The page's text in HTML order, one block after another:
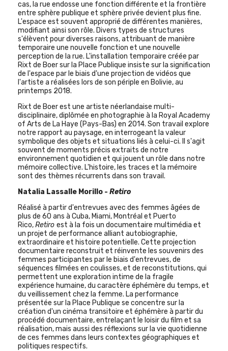
cas, la rue endosse une fonction différente et la frontière
entre sphère publique et sphère privée devient plus fine.
L'espace est souvent approprié de différentes manières,
modifiant ainsi son rôle. Divers types de structures
s'élèvent pour diverses raisons, attribuant de manière
temporaire une nouvelle fonction et une nouvelle
perception de la rue. L'installation temporaire créée par
Rixt de Boer sur la Place Publique insiste sur la signification
de l'espace par le biais d'une projection de vidéos que
l'artiste a réalisées lors de son périple en Bolivie, au
printemps 2018.
Rixt de Boer est une artiste néerlandaise multi-
disciplinaire, diplômée en photographie à la Royal Academy
of Arts de La Haye (Pays-Bas) en 2014. Son travail explore
notre rapport au paysage, en interrogeant la valeur
symbolique des objets et situations liés à celui-ci. Il s'agit
souvent de moments précis extraits de notre
environnement quotidien et qui jouent un rôle dans notre
mémoire collective. L'histoire, les traces et la mémoire
sont des thèmes récurrents dans son travail.
Natalia Lassalle Morillo - Retiro
Réalisé à partir d'entrevues avec des femmes âgées de
plus de 60 ans à Cuba, Miami, Montréal et Puerto
Rico,Retiro est à la fois un documentaire multimédia et
un projet de performance alliant autobiographie,
extraordinaire et histoire potentielle. Cette projection
documentaire reconstruit et réinvente les souvenirs des
femmes participantes par le biais d'entrevues, de
séquences filmées en coulisses, et de reconstitutions, qui
permettent une exploration intime de la fragile
expérience humaine, du caractère éphémère du temps, et
du veillissement chez la femme. La performance
présentée sur la Place Publique se concentre sur la
création d'un cinéma transitoire et éphémère à partir du
procédé documentaire, entrelaçant le loisir du film et sa
réalisation, mais aussi des réflexions sur la vie quotidienne
de ces femmes dans leurs contextes géographiques et
politiques respectifs.